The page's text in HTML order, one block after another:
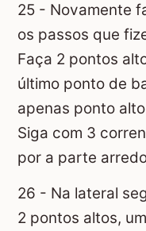
25 - Novamente
os passos que
Faça 2 pontos
último ponto de
apenas ponto
Siga com 3
por a parte
26 - Na lateral
2 pontos altos,